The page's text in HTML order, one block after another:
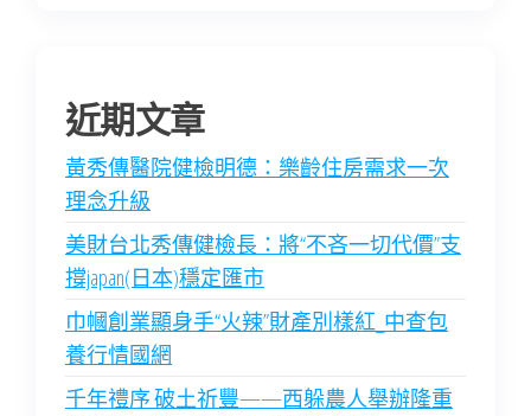
近期文章
黃秀傳醫院健檢明德：樂齡住房需求一次
理念升級
美財台北秀傳健檢長：將“不吝一切代價”支
撐japan(日本)穩定匯市
巾幗創業顯身手“火辣”財產別樣紅_中查包
養行情國網
千年禮序 破土祈豐——西躲農人舉辦隆重